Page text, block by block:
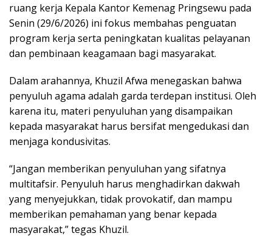
ruang kerja Kepala Kantor Kemenag Pringsewu pada
Senin (29/6/2026) ini fokus membahas penguatan
program kerja serta peningkatan kualitas pelayanan
dan pembinaan keagamaan bagi masyarakat.
Dalam arahannya, Khuzil Afwa menegaskan bahwa
penyuluh agama adalah garda terdepan institusi. Oleh
karena itu, materi penyuluhan yang disampaikan
kepada masyarakat harus bersifat mengedukasi dan
menjaga kondusivitas.
“Jangan memberikan penyuluhan yang sifatnya
multitafsir. Penyuluh harus menghadirkan dakwah
yang menyejukkan, tidak provokatif, dan mampu
memberikan pemahaman yang benar kepada
masyarakat,” tegas Khuzil.